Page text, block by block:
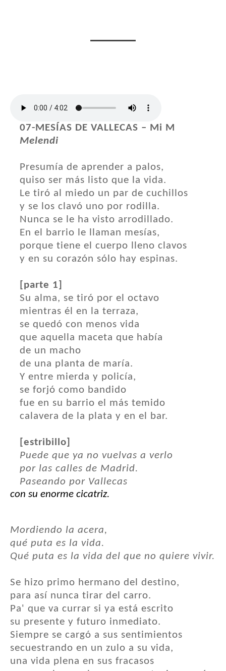
07-MESÍAS DE VALLECAS – Mi M
Melendi
Presumía de aprender a palos,
quiso ser más listo que la vida.
Le tiró al miedo un par de cuchillos
y se los clavó uno por rodilla.
Nunca se le ha visto arrodillado.
En el barrio le llaman mesías,
porque tiene el cuerpo lleno clavos
y en su corazón sólo hay espinas.
[parte 1]
Su alma, se tiró por el octavo
mientras él en la terraza,
se quedó con menos vida
que aquella maceta que había
de un macho
de una planta de maría.
Y entre mierda y policía,
se forjó como bandido
fue en su barrio el más temido
calavera de la plata y en el bar.
[estribillo]
Puede que ya no vuelvas a verlo
por las calles de Madrid.
Paseando por Vallecas
con su enorme cicatriz.
Mordiendo la acera,
qué puta es la vida.
Qué puta es la vida del que no quiere vivir.
Se hizo primo hermano del destino,
para así nunca tirar del carro.
Pa' que va currar si ya está escrito
su presente y futuro inmediato.
Siempre se cargó a sus sentimientos
secuestrando en un zulo a su vida,
una vida plena en sus fracasos